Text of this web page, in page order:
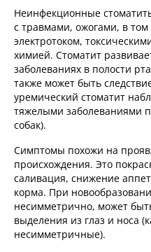
Неинфекционные
с травмами, ожогами, в
электротоком,
химией. Стоматит
заболеваниях в полости
также может быть
уремический стоматит
тяжелыми заболеваниями
собак).
Симптомы похожи на
происхождения. Это
саливация, снижение
корма. При
несимметрично, может
выделения из глаз и носа
несимметричные).